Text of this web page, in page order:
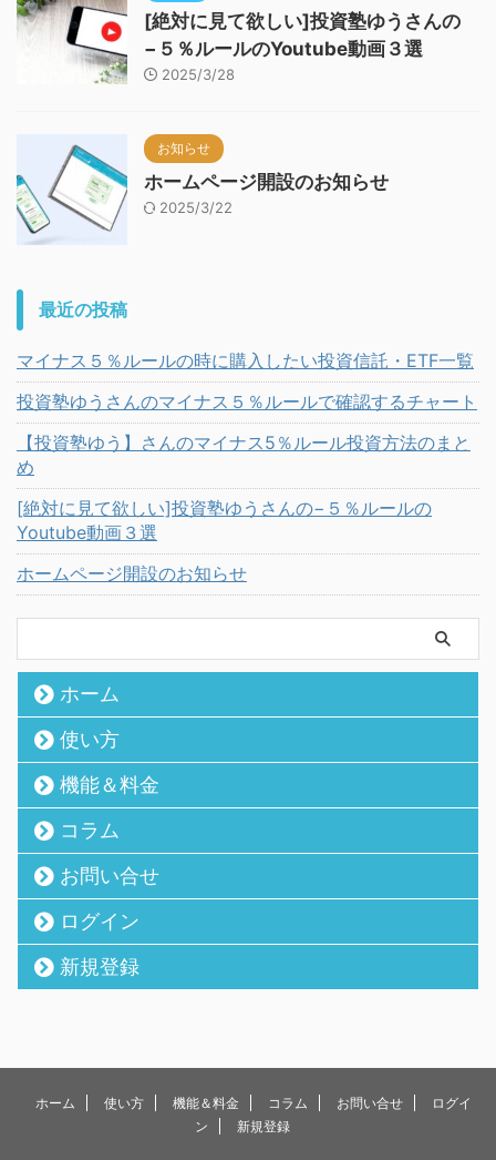
[絶対に見て欲しい]投資塾ゆうさんの
−５％ルールのYoutube動画３選
2025/3/28
お知らせ
ホームページ開設のお知らせ
2025/3/22
最近の投稿
マイナス５％ルールの時に購入したい投資信託・ETF一覧
投資塾ゆうさんのマイナス５％ルールで確認するチャート
【投資塾ゆう】さんのマイナス5％ルール投資方法のまと
め
[絶対に見て欲しい]投資塾ゆうさんの−５％ルールの
Youtube動画３選
ホームページ開設のお知らせ
ホーム
使い方
機能＆料金
コラム
お問い合せ
ログイン
新規登録
ホーム 使い方 機能＆料金 コラム お問い合せ
ログイ
ン
新規登録